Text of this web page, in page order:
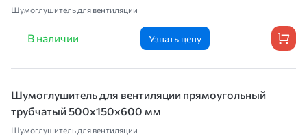
Шумоглушитель для вентиляции
В наличии Узнать цену
Шумоглушитель для вентиляции прямоугольный
трубчатый 500х150х600 мм
Шумоглушитель для вентиляции